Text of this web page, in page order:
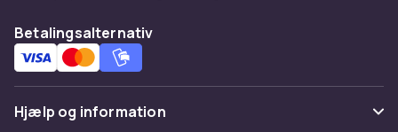
Betalingsalternativ
Hjælp og information